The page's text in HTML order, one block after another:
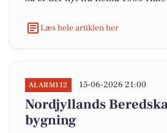
Læs hele artiklen her
ALARM112 15-06-2026 21:00
Nordjyllands
bygning